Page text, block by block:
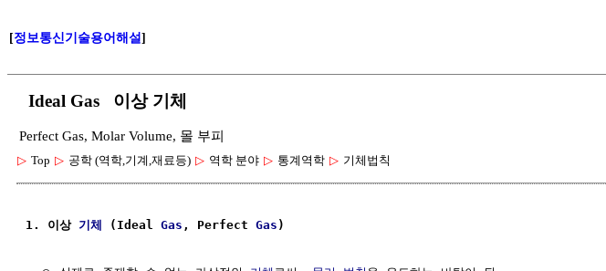
[정보통신기술용어해설]
Ideal Gas 이상 기체
Perfect Gas, Molar Volume, 몰 부피
▷ Top ▷ 공학 (역학,기계,재료등) ▷ 역학 분야 ▷ 통계역학 ▷ 기체법칙
1. 이상 기체 (Ideal Gas , Perfect Gas )